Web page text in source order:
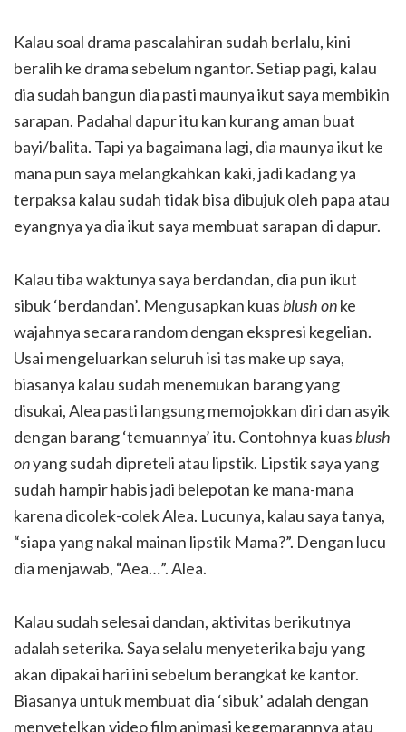
Kalau soal drama pascalahiran sudah berlalu, kini
beralih ke drama sebelum ngantor. Setiap pagi, kalau
dia sudah bangun dia pasti maunya ikut saya membikin
sarapan. Padahal dapur itu kan kurang aman buat
bayi/balita. Tapi ya bagaimana lagi, dia maunya ikut ke
mana pun saya melangkahkan kaki, jadi kadang ya
terpaksa kalau sudah tidak bisa dibujuk oleh papa atau
eyangnya ya dia ikut saya membuat sarapan di dapur.
Kalau tiba waktunya saya berdandan, dia pun ikut
sibuk ‘berdandan’. Mengusapkan kuas blush onke
wajahnya secara random dengan ekspresi kegelian.
Usai mengeluarkan seluruh isi tas make up saya,
biasanya kalau sudah menemukan barang yang
disukai, Alea pasti langsung memojokkan diri dan asyik
dengan barang ‘temuannya’ itu. Contohnya kuas blush
onyang sudah dipreteli atau lipstik. Lipstik saya yang
sudah hampir habis jadi belepotan ke mana-mana
karena dicolek-colek Alea. Lucunya, kalau saya tanya,
“siapa yang nakal mainan lipstik Mama?”. Dengan lucu
dia menjawab, “Aea…”. Alea.
Kalau sudah selesai dandan, aktivitas berikutnya
adalah seterika. Saya selalu menyeterika baju yang
akan dipakai hari ini sebelum berangkat ke kantor.
Biasanya untuk membuat dia ‘sibuk’ adalah dengan
menyetelkan video film animasi kegemarannya atau